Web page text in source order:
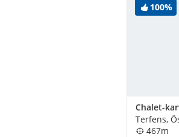
100%
Chalet-
Terfens,
467m